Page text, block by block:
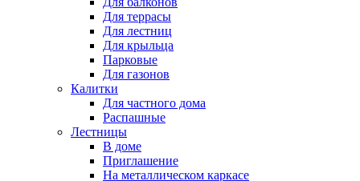
Для террасы
Для лестниц
Для крыльца
Парковые
Для газонов
Калитки
Для частного дома
Распашные
Лестницы
В доме
Приглашение
На металлическом каркасе